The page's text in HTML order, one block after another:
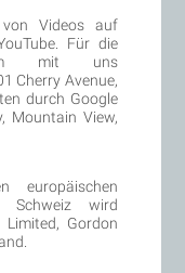
Videos auf
Für die
mit uns
Cherry Avenue,
durch Google
Mountain View,
europäischen
Schweiz wird
Gordon